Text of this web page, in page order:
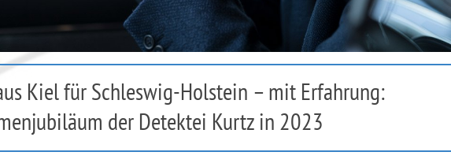
Kiel für Schleswig-Holstein – mit Erfahrung:
der Detektei Kurtz in 2023